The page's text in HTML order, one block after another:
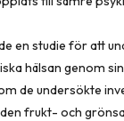
en studie för att
hälsan genom
de undersökte
frukt- och